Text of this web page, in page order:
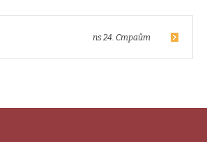
ns 24. Страйт